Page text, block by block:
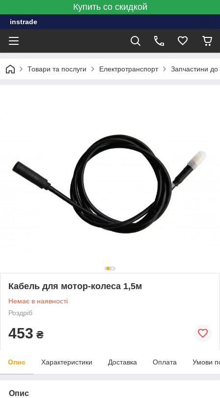
Купить со скидкой
instrade
Товари та послуги Електротранспорт Запчастини до
Кабель для мотор-колеса 1,5м
Немає в наявності
Роздріб
453 ₴
Опис Характеристики Доставка Оплата Умови
Опис